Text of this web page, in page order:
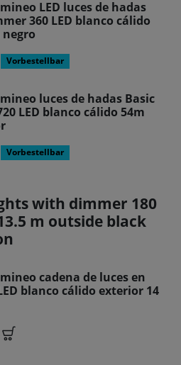
LED luces de hadas
360 LED blanco cálido
Vorbestellbar
luces de hadas Basic
LED blanco cálido 54m
Vorbestellbar
with dimmer 180
m outside black
cadena de luces en
blanco cálido exterior 14